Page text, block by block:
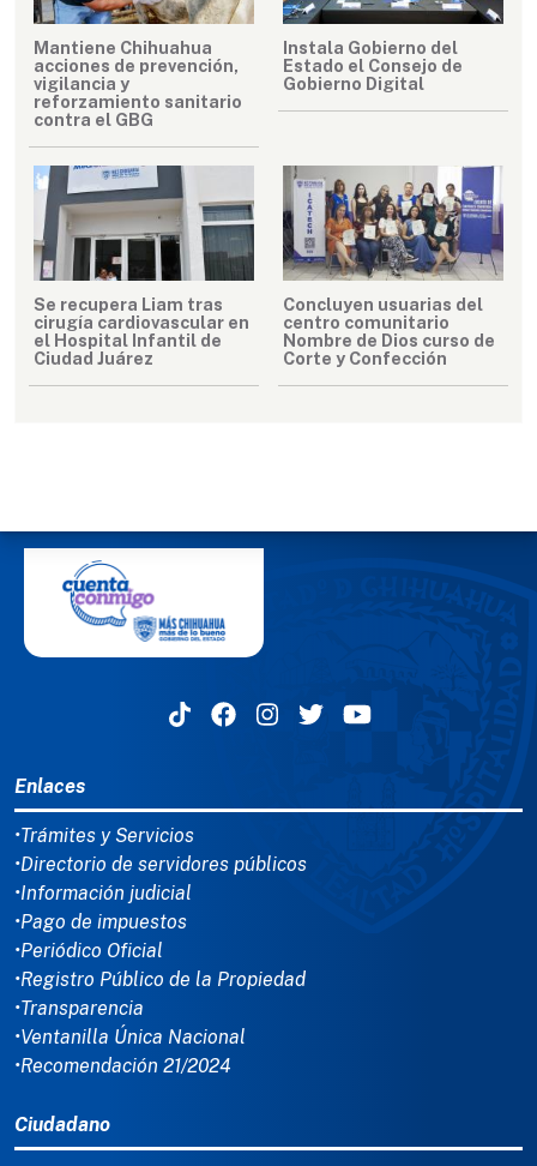
Mantiene Chihuahua
acciones de prevención,
vigilancia y
reforzamiento sanitario
contra el GBG
Instala Gobierno del
Estado el Consejo de
Gobierno Digital
Se recupera Liam tras
cirugía cardiovascular en
el Hospital Infantil de
Ciudad Juárez
Concluyen usuarias del
centro comunitario
Nombre de Dios curso de
Corte y Confección
Enlaces
•Trámites y Servicios
•Directorio de servidores públicos
•Información judicial
•Pago de impuestos
•Periódico Oficial
•Registro Público de la Propiedad
•Transparencia
•Ventanilla Única Nacional
•Recomendación 21/2024
Ciudadano